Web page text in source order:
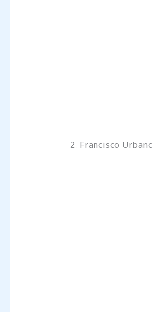
2. Francisco